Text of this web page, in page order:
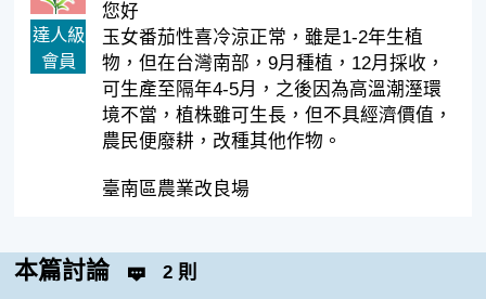
達人級
會員
您好
玉女番茄性喜冷涼正常，雖是1-2年生植
物，但在台灣南部，9月種植，12月採收，
可生產至隔年4-5月，之後因為高溫潮溼環
境不當，植株雖可生長，但不具經濟價值，
農民便廢耕，改種其他作物。
臺南區農業改良場
本篇討論 2 則